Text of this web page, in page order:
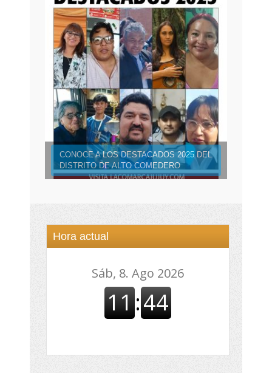
CONOCE A LOS DESTACADOS 2025 DEL
DISTRITO DE ALTO COMEDERO
Hora actual